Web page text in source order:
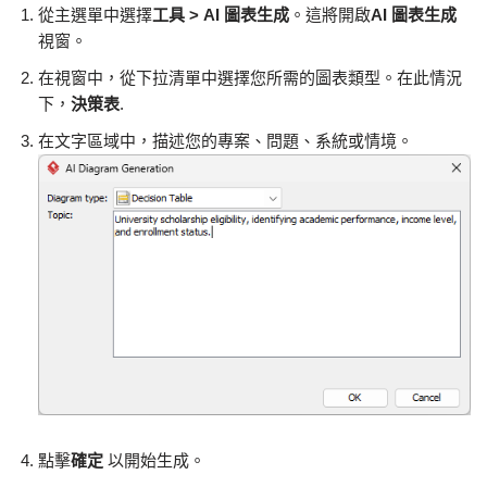
從主選單中選擇工具 > AI 圖表生成 。這將開啟AI 圖表生成
視窗。
在視窗中，從下拉清單中選擇您所需的圖表類型。在此情況
下， 決策表.
在文字區域中，描述您的專案、問題、系統或情境。
點擊確定 以開始生成。